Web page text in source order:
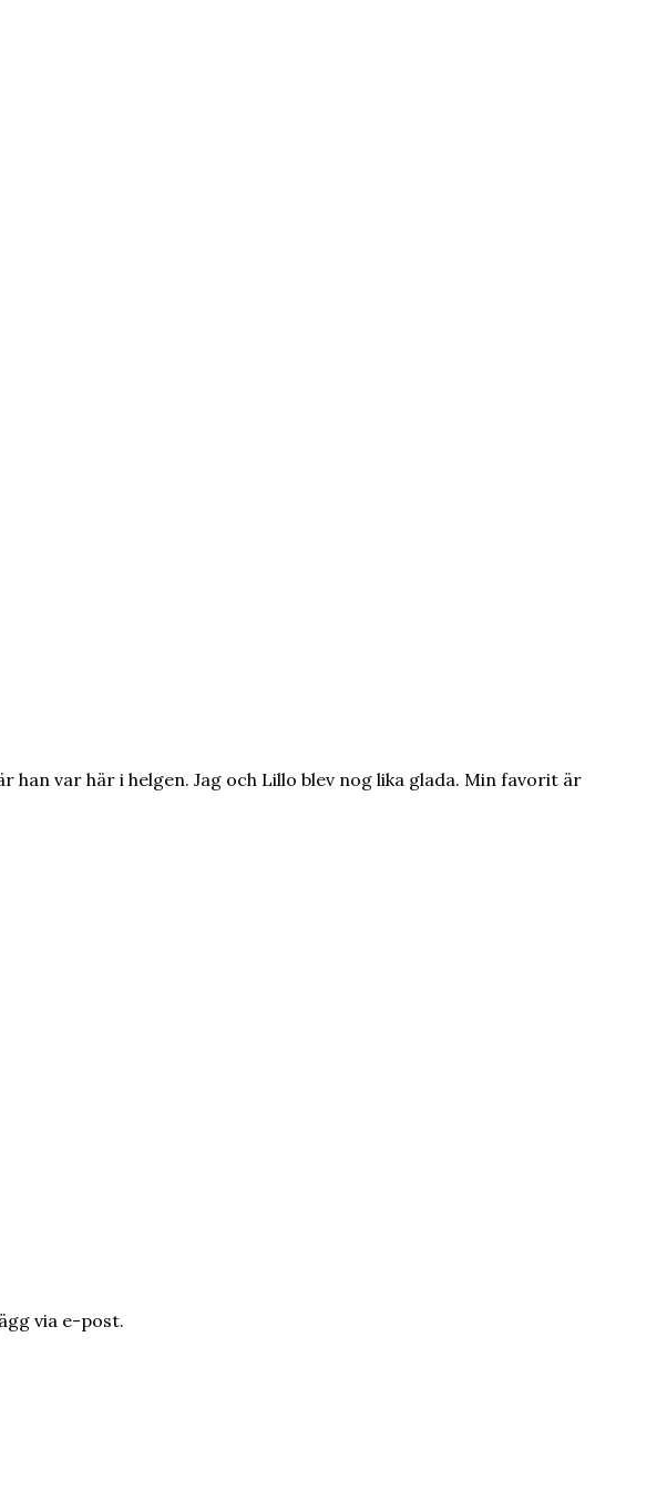
var här i helgen. Jag och Lillo blev nog lika glada. Min favorit är
via e-post.